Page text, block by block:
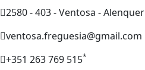
2580 - 403 - Ventosa - Alenquer
ventosa.freguesia@gmail.com
+351 263 769 515*